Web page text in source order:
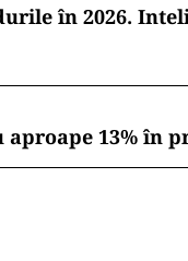
în 2026.
aproape 13% în